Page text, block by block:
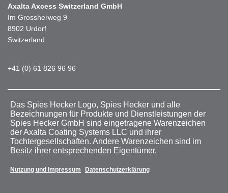
Axalta Axcess Switzerland GmbH
Im Grossherweg 9
8902 Urdorf
Switzerland
+41 (0) 61 826 96 96
Das Spies Hecker Logo, Spies Hecker und alle
Bezeichnungen für Produkte und Dienstleistungen der
Spies Hecker GmbH sind eingetragene Warenzeichen
der Axalta Coating Systems LLC und ihrer
Tochtergesellschaften. Andere Warenzeichen sind im
Besitz ihrer entsprechenden Eigentümer.
Nutzung und Impressum Datenschutzerklärung